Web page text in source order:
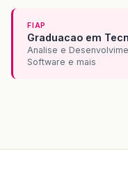
FIAP
Graduacao em
Analise e
Software e mais